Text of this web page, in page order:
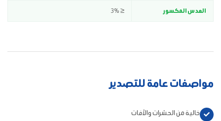
العدس المكسور ≤ 3%
مواصفات عامة للتصدير
خالية من الحشرات والآفات